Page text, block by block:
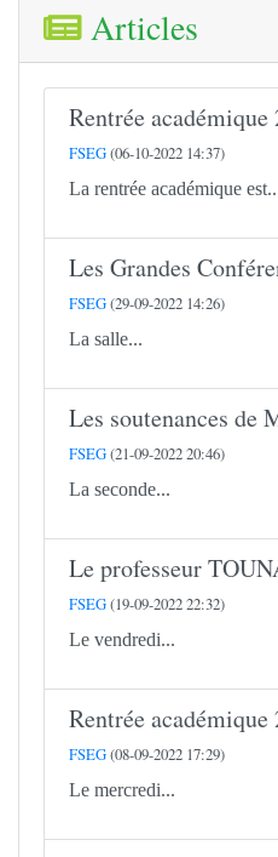
Articles
Rentrée
FSEG(06-10-2022 14:37)
La rentrée académique
Les Grandes
FSEG(29-09-2022 14:26)
La salle...
Les soutenances de
FSEG(21-09-2022 20:46)
La seconde...
Le professeur
FSEG(19-09-2022 22:32)
Le vendredi...
Rentrée
FSEG(08-09-2022 17:29)
Le mercredi...